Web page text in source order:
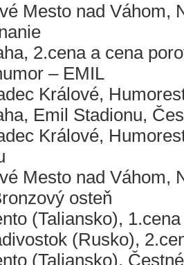
Mesto nad Váhom,
2.cena a cena
– EMIL
Králové,
Emil Stadionu,
Králové,
Mesto nad Váhom,
osteň
(Taliansko), 1.cena
(Rusko),
(Taliansko),